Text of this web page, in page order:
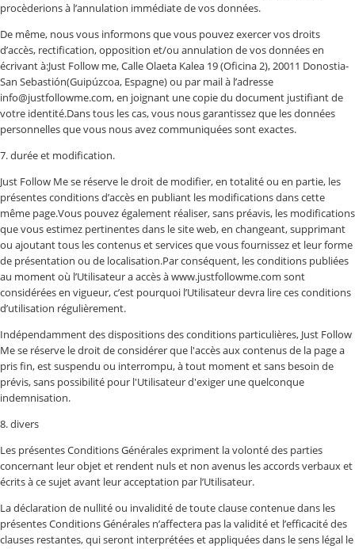
procèderions à l’annulation immédiate de vos données.
De même, nous vous informons que vous pouvez exercer vos droits
d’accès, rectification, opposition et/ou annulation de vos données en
écrivant à:Just Follow me, Calle Olaeta Kalea 19 (Oficina 2), 20011 Donostia-
San Sebastión(Guipúzcoa, Espagne) ou par mail à l’adresse
info@justfollowme.com, en joignant une copie du document justifiant de
votre identité.Dans tous les cas, vous nous garantissez que les données
personnelles que vous nous avez communiquées sont exactes.
7. durée et modification.
Just Follow Me se réserve le droit de modifier, en totalité ou en partie, les
présentes conditions d’accès en publiant les modifications dans cette
même page.Vous pouvez également réaliser, sans préavis, les modifications
que vous estimez pertinentes dans le site web, en changeant, supprimant
ou ajoutant tous les contenus et services que vous fournissez et leur forme
de présentation ou de localisation.Par conséquent, les conditions publiées
au moment où l’Utilisateur a accès à www.justfollowme.com sont
considérées en vigueur, c’est pourquoi l’Utilisateur devra lire ces conditions
d’utilisation régulièrement.
Indépendamment des dispositions des conditions particulières, Just Follow
Me se réserve le droit de considérer que l'accès aux contenus de la page a
pris fin, est suspendu ou interrompu, à tout moment et sans besoin de
prévis, sans possibilité pour l'Utilisateur d'exiger une quelconque
indemnisation.
8. divers
Les présentes Conditions Générales expriment la volonté des parties
concernant leur objet et rendent nuls et non avenus les accords verbaux et
écrits à ce sujet avant leur acceptation par l’Utilisateur.
La déclaration de nullité ou invalidité de toute clause contenue dans les
présentes Conditions Générales n’affectera pas la validité et l’efficacité des
clauses restantes, qui seront interprétées et appliquées dans le sens légal le